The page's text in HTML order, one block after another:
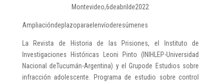
Montevideo,6deabrilde2022
Ampliacióndeplazoparaelenvíoderesúmenes
La Revista de Historia de las Prisiones, el Instituto de
Investigaciones Históricas Leoni Pinto (INIHLEP-Universidad
Nacional deTucumán-Argentina) y el Grupode Estudios sobre
infracción adolescente. Programa de estudio sobre control